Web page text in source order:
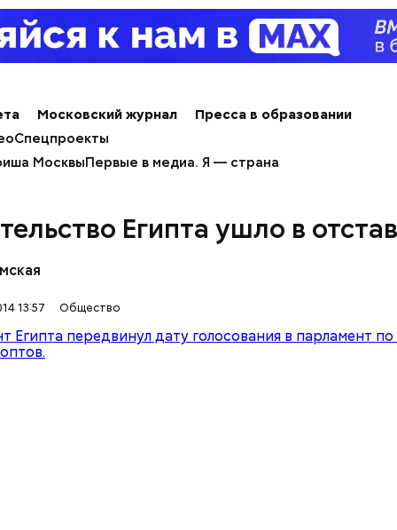
Московский журнал
Пресса в образовании
Спецпроекты
МосквыПервые в медиа. Я — страна
Египта ушло в
13:57 Общество
меч палача, святой Николай спас от смерти
осужденных корыстолюбивым
яблоко,
помидор,